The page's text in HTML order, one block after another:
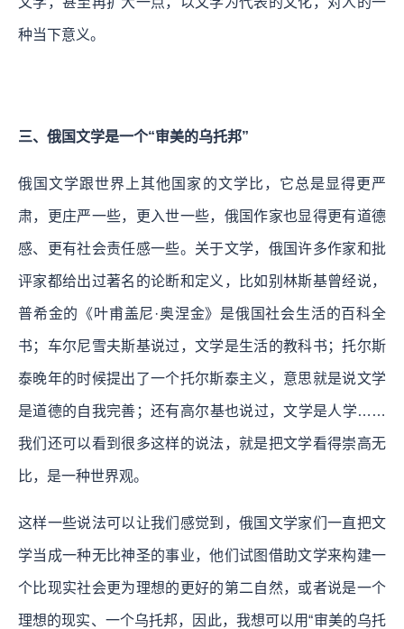
种当下意义。
三、俄国文学是一个“审美的乌托邦”
俄国文学跟世界上其他国家的文学比，它总是显得更严
肃，更庄严一些，更入世一些，俄国作家也显得更有道德
感、更有社会责任感一些。关于文学，俄国许多作家和批
评家都给出过著名的论断和定义，比如别林斯基曾经说，
普希金的《叶甫盖尼·奥涅金》是俄国社会生活的百科全
书；车尔尼雪夫斯基说过，文学是生活的教科书；托尔斯
泰晚年的时候提出了一个托尔斯泰主义，意思就是说文学
是道德的自我完善；还有高尔基也说过，文学是人学……
我们还可以看到很多这样的说法，就是把文学看得崇高无
比，是一种世界观。
这样一些说法可以让我们感觉到，俄国文学家们一直把文
学当成一种无比神圣的事业，他们试图借助文学来构建一
个比现实社会更为理想的更好的第二自然，或者说是一个
理想的现实、一个乌托邦，因此，我想可以用“审美的乌托